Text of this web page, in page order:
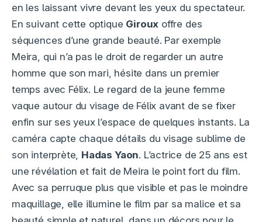
en les laissant vivre devant les yeux du spectateur.
En suivant cette optique Giroux offre des
séquences d’une grande beauté. Par exemple
Meira, qui n’a pas le droit de regarder un autre
homme que son mari, hésite dans un premier
temps avec Félix. Le regard de la jeune femme
vaque autour du visage de Félix avant de se fixer
enfin sur ses yeux l’espace de quelques instants. La
caméra capte chaque détails du visage sublime de
son interprète, Hadas Yaon. L’actrice de 25 ans est
une révélation et fait de Meira le point fort du film.
Avec sa perruque plus que visible et pas le moindre
maquillage, elle illumine le film par sa malice et sa